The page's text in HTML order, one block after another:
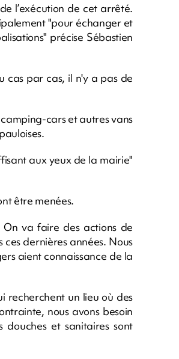
l’exécution de cet arrêté.
"pour échanger et
précise Sébastien
cas par cas, il n'y a pas de
cars et autres vans
aux yeux de la mairie"
être menées.
va faire des actions de
dernières années. Nous
aient connaissance de la
recherchent un lieu où des
nous avons besoin
douches et sanitaires sont